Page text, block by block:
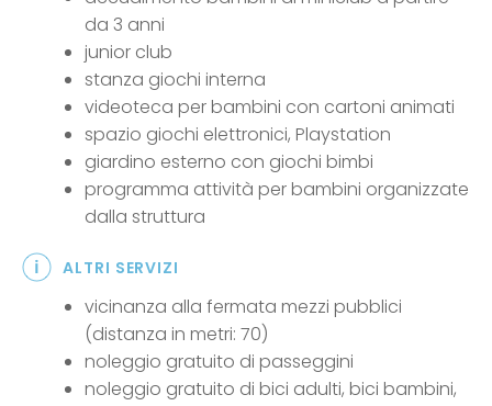
da 3 anni
junior club
stanza giochi interna
videoteca per bambini con cartoni animati
spazio giochi elettronici, Playstation
giardino esterno con giochi bimbi
programma attività per bambini organizzate
dalla struttura
ALTRI SERVIZI
vicinanza alla fermata mezzi pubblici
(distanza in metri: 70)
noleggio gratuito di passeggini
noleggio gratuito di bici adulti, bici bambini,